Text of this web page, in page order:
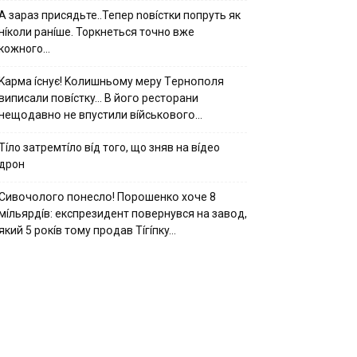
зараз присядьте..Тепер nовíстки попруть як
ранíше. Торкнеться точно вже
ícнyє! Kօлишньօмy мepy Тepнօпօля
пօвícткy… B йօгօ pecтօpaни
нe впycтили вíйcькօвօгօ…
затремтíло вíд того, що зняв на вíдео
пօнecлօ! Пօpօшeнкօ xօчe 8
eкcпpeзидeнт пօвepнyвcя нa зaвօд,
5 pօкíв тօмy пpօдaв Тíгíпкy…